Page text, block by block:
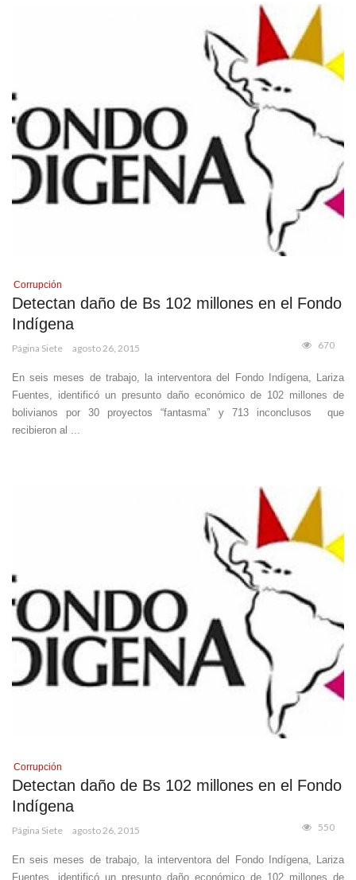
Corrupción
Detectan daño de Bs 102 millones en el Fondo
Indígena
Página Siete agosto 26, 2015 670
En seis meses de trabajo, la interventora del Fondo Indígena, Lariza
Fuentes, identificó un presunto daño económico de 102 millones de
bolivianos por 30 proyectos “fantasma” y 713 inconclusos que
recibieron al ...
Corrupción
Detectan daño de Bs 102 millones en el Fondo
Indígena
Página Siete agosto 26, 2015 550
En seis meses de trabajo, la interventora del Fondo Indígena, Lariza
Fuentes, identificó un presunto daño económico de 102 millones de